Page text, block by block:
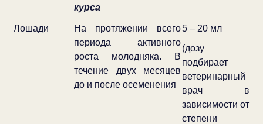
курса
Лошади
На протяжении всего
периода активного
роста молодняка. В
течение двух месяцев
до и после осеменения
5 – 20 мл
(дозу
подбирает
ветеринарный
врач в
зависимости от
степени